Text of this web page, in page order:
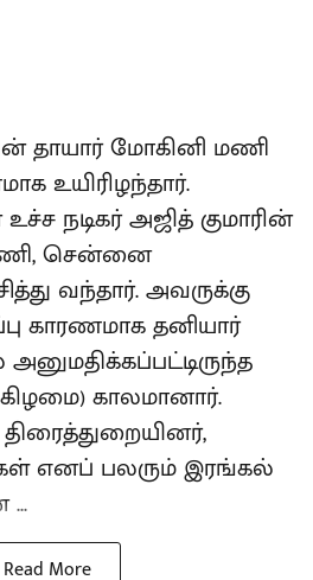
தாயார் மோகினி மணி
உயிரிழந்தார்.
நடிகர் அஜித் குமாரின்
சென்னை
வந்தார். அவருக்கு
காரணமாக தனியார்
காலமானார்.
எனப் பலரும் இரங்கல்
...
Read More